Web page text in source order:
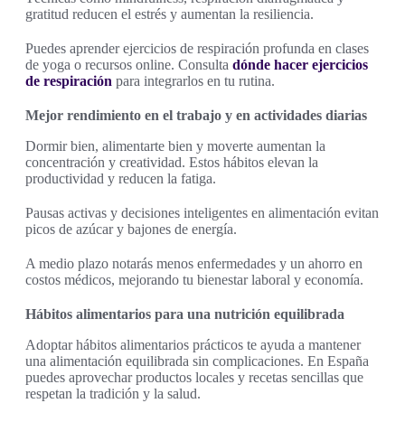
gratitud reducen el estrés y aumentan la resiliencia.
Puedes aprender ejercicios de respiración profunda en clases
de yoga o recursos online. Consulta dónde hacer ejercicios
de respiración para integrarlos en tu rutina.
Mejor rendimiento en el trabajo y en actividades diarias
Dormir bien, alimentarte bien y moverte aumentan la
concentración y creatividad. Estos hábitos elevan la
productividad y reducen la fatiga.
Pausas activas y decisiones inteligentes en alimentación evitan
picos de azúcar y bajones de energía.
A medio plazo notarás menos enfermedades y un ahorro en
costos médicos, mejorando tu bienestar laboral y economía.
Hábitos alimentarios para una nutrición equilibrada
Adoptar hábitos alimentarios prácticos te ayuda a mantener
una alimentación equilibrada sin complicaciones. En España
puedes aprovechar productos locales y recetas sencillas que
respetan la tradición y la salud.